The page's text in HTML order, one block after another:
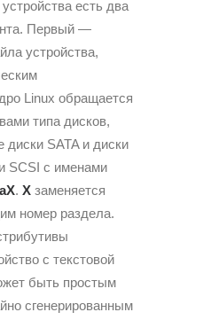
есть два
Первый —
устройства,
Linux обращается
типа дисков,
диски SATA и диски
SCSI с именами
. X заменяется
номер раздела.
с текстовой
быть простым
сгенерированным